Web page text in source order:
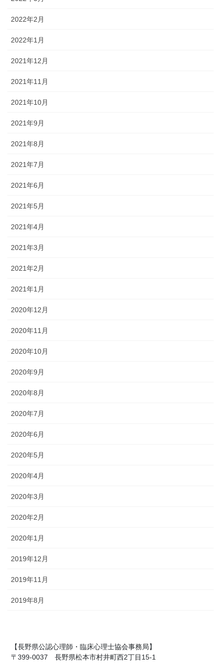
2022年2月
2022年1月
2021年12月
2021年11月
2021年10月
2021年9月
2021年8月
2021年7月
2021年6月
2021年5月
2021年4月
2021年3月
2021年2月
2021年1月
2020年12月
2020年11月
2020年10月
2020年9月
2020年8月
2020年7月
2020年6月
2020年5月
2020年4月
2020年3月
2020年2月
2020年1月
2019年12月
2019年11月
2019年8月
【長野県公認心理師・臨床心理士協会事務局】
〒399-0037 長野県松本市村井町西2丁目15-1